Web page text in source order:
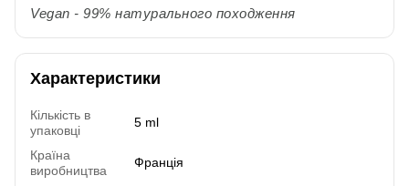
Vegan - 99% натурального походження
Характеристики
Кількість в
упаковці
5 ml
Країна
виробництва
Франція